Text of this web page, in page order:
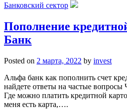
Банковский сектор
Пополнение
Банк
Posted on 2 марта, 2022 by invest
Альфа банк как пополнить счет
найдете ответы на частые вопросы
Где можно платить кредитной
меня есть карта,….